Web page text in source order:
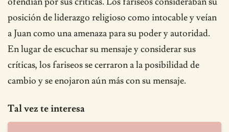
posición de liderazgo religioso como intocable y veían
a Juan como una amenaza para su poder y autoridad.
En lugar de escuchar su mensaje y considerar sus
críticas, los fariseos se cerraron a la posibilidad de
cambio y se enojaron aún más con su mensaje.
Tal vez te interesa